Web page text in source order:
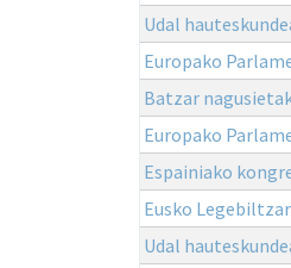
Udal
Europako
Batzar
Europako
Espainiako
Eusko
Udal